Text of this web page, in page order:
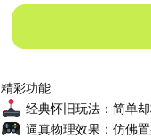
精彩功能
经典怀旧玩法：简单
逼真物理效果：仿佛